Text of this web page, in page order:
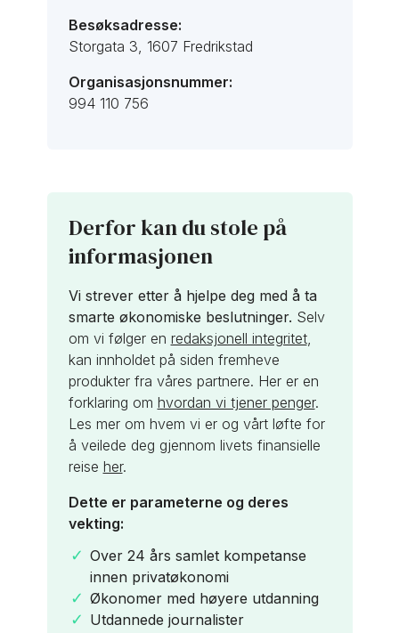
Besøksadresse:
Storgata 3, 1607 Fredrikstad
Organisasjonsnummer:
994 110 756
Derfor kan du stole på
informasjonen
Vi strever etter å hjelpe deg med å ta
smarte økonomiske beslutninger. Selv
om vi følger en redaksjonell integritet,
kan innholdet på siden fremheve
produkter fra våres partnere. Her er en
forklaring om hvordan vi tjener penger.
Les mer om hvem vi er og vårt løfte for
å veilede deg gjennom livets finansielle
reise her.
Dette er parameterne og deres
vekting:
Over 24 års samlet kompetanse
innen privatøkonomi
Økonomer med høyere utdanning
Utdannede journalister